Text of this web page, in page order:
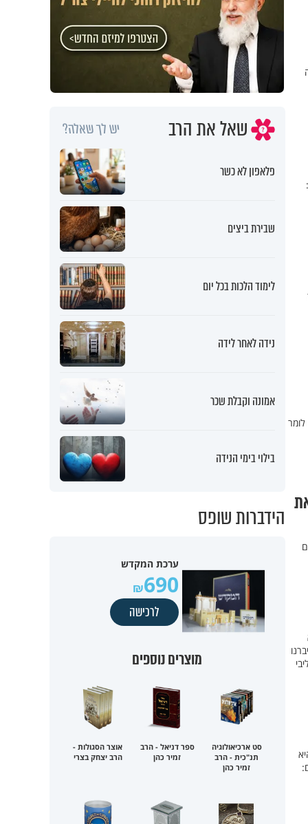
היא
שאל את הרב יש לך שאלה?
פלאפון לא כשר
שבירת ביצים
לימוד הלכות בכל יום
נידה לאחר לידה
אמונה וקבלת שכר
בילוי בימי הנידה
הידברות שופס
ערכת המקדש
690
לרכישה
מוצרים נוספים
סט ארכיאולוגיה
תנ"כית - הרב
זמיר כהן
ספר דניאל - הרב
זמיר כהן
אוצר הסגולות -
הרב יצחק בצרי